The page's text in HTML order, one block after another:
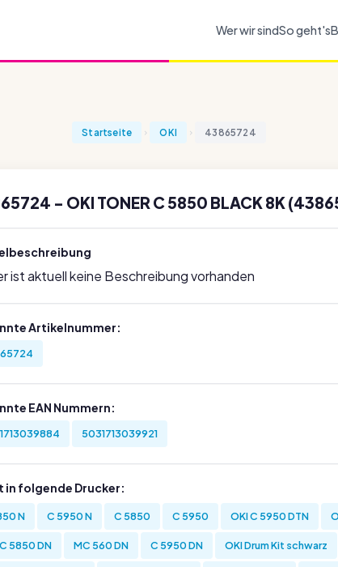
Wer wir sindSo geht's
Startseite OKI 43865724
- OKI TONER C 5850 BLACK 8K
ist aktuell keine Beschreibung vorhanden
Artikelnummer:
EAN Nummern:
5031713039921
in folgende Drucker:
N C 5950 N C 5850 C 5950 OKI C 5950 DTN
5850 DN MC 560 DN C 5950 DN OKI Drum Kit schwarz